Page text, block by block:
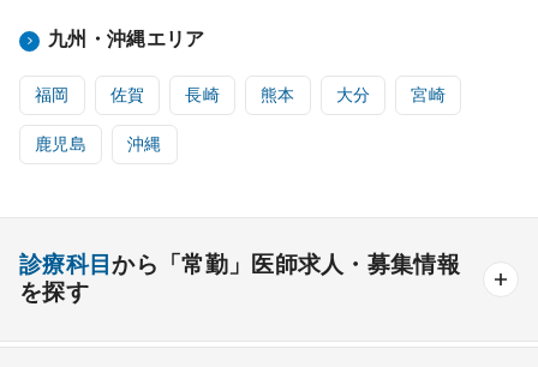
九州・沖縄エリア
福岡 佐賀 長崎 熊本 大分 宮崎
鹿児島 沖縄
診療科目から「常勤」医師求人・募集情報
を探す
内科系